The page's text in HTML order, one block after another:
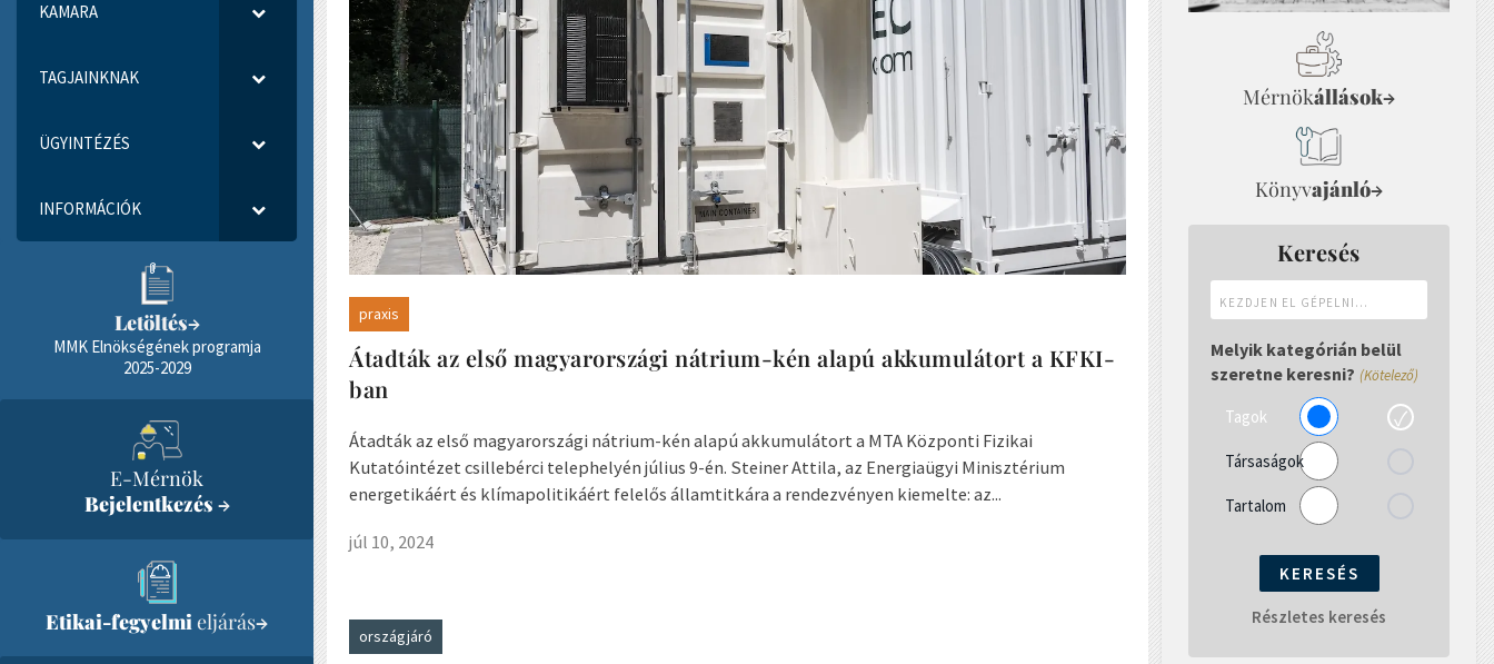
KAMARA
TAGJAINKNAK
ÜGYINTÉZÉS
INFORMÁCIÓK
Letöltés→
MMK Elnökségének programja
2025-2029
E-Mérnök
Bejelentkezés →
Etikai-fegyelmieljárás→
praxis
Átadták az első magyarországi nátrium-kén alapú akkumulátort a KFKI-
ban
Átadták az első magyarországi nátrium-kén alapú akkumulátort a MTA Központi Fizikai
Kutatóintézet csillebérci telephelyén július 9-én. Steiner Attila, az Energiaügyi Minisztérium
energetikáért és klímapolitikáért felelős államtitkára a rendezvényen kiemelte: az...
júl 10, 2024
országjáró
Mérnökállások→
Könyvajánló→
Keresés
el
gépelni...
Melyik kategórián belül
szeretne keresni? (Kötelező)
Tagok
Társaságok
Tartalom
Részletes keresés